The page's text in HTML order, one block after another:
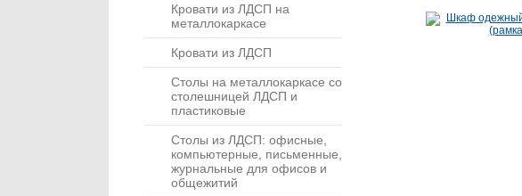
Кровати из ЛДСП на
металлокаркасе
Кровати из ЛДСП
Столы на металлокаркасе со
столешницей ЛДСП и
пластиковые
Столы из ЛДСП: офисные,
компьютерные, письменные,
журнальные для офисов и
общежитий